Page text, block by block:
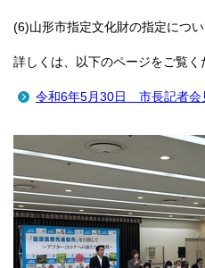
(6)山形市指定文化財の指定につ
詳しくは、以下のページをご覧く
令和6年5月30日 市長記者会